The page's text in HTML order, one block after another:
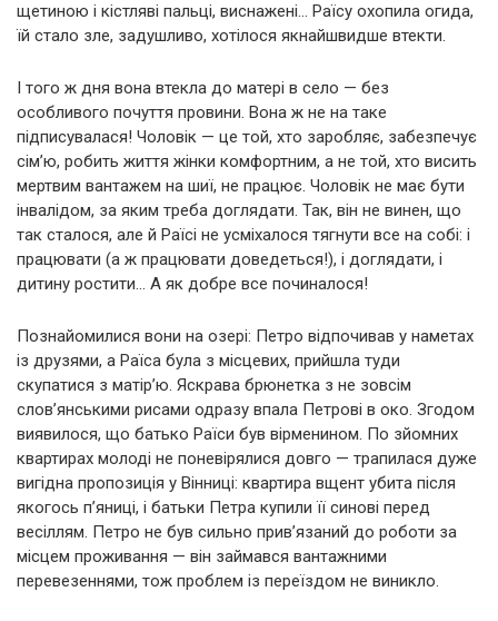
щетиною і кістляві пальці, виснажені… Раїсу охопила огида,
їй стало зле, задушливо, хотілося якнайшвидше втекти.
І того ж дня вона втекла до матері в село — без
особливого почуття провини. Вона ж не на таке
підписувалася! Чоловік — це той, хто заробляє, забезпечує
сім’ю, робить життя жінки комфортним, а не той, хто висить
мертвим вантажем на шиї, не працює. Чоловік не має бути
інвалідом, за яким треба доглядати. Так, він не винен, що
так сталося, але й Раїсі не усміхалося тягнути все на собі: і
працювати (а ж працювати доведеться!), і доглядати, і
дитину ростити… А як добре все починалося!
Познайомилися вони на озері: Петро відпочивав у наметах
із друзями, а Раїса була з місцевих, прийшла туди
скупатися з матір’ю. Яскрава брюнетка з не зовсім
слов’янськими рисами одразу впала Петрові в око. Згодом
виявилося, що батько Раїси був вірменином. По зйомних
квартирах молоді не поневірялися довго — трапилася дуже
вигідна пропозиція у Вінниці: квартира вщент убита після
якогось п’яниці, і батьки Петра купили її синові перед
весіллям. Петро не був сильно прив’язаний до роботи за
місцем проживання — він займався вантажними
перевезеннями, тож проблем із переїздом не виникло.